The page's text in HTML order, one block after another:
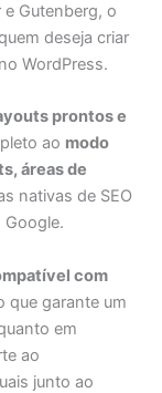
Gutenberg, o
deseja criar
WordPress.
prontos e
ao modo
áreas de
nativas de SEO
com
que garante um
em
ao
junto ao